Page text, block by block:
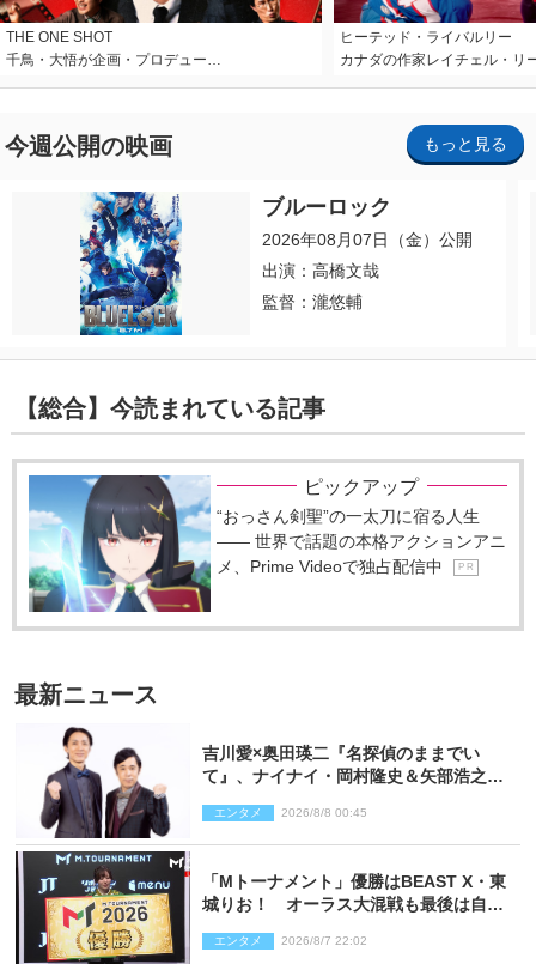
THE ONE SHOT
千鳥・大悟が企画・プロデュー…
ヒーテッド・ライバルリー
カナダの作家レイチェル・リ
今週公開の映画 もっと見る
ブルーロック
2026年08月07日（金）公開
出演：高橋文哉
監督：瀧悠輔
【総合】今読まれている記事
ピックアップ
“おっさん剣聖”の一太刀に宿る人生
―― 世界で話題の本格アクションアニ
メ、Prime Videoで独占配信中
P R
最新ニュース
吉川愛×奥田瑛二『名探偵のままでい
て』、ナイナイ・岡村隆史＆矢部浩之の
エンタメ 2026/8/8 00:45
「Mトーナメント」優勝はBEAST X・東
城りお！ オーラス大混戦も最後は自ら
エンタメ 2026/8/7 22:02